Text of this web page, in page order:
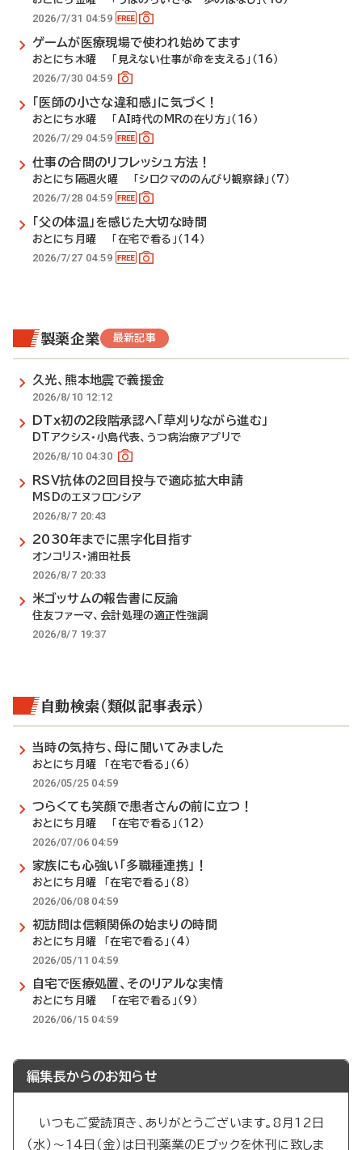
2026/7/31 04:59
ゲームが医療現場で使われ始めてます
おとにち木曜 「見えない仕事が命を支える」（16）
2026/7/30 04:59
「医師の小さな違和感」に気づく！
おとにち水曜 「AI時代のMRの在り方」（16）
2026/7/29 04:59
仕事の合間のリフレッシュ方法！
おとにち隔週火曜 「シロクマののんびり観察録」（7）
2026/7/28 04:59
「父の体温」を感じた大切な時間
おとにち月曜 「在宅で看る」（14）
2026/7/27 04:59
製薬企業 最新記事
久光、熊本地震で義援金
2026/8/10 12:12
DTx初の2段階承認へ「草刈りながら進む」
DTアクシス・小島代表、うつ病治療アプリで
2026/8/10 04:30
RSV抗体の2回目投与で適応拡大申請
MSDのエヌフロンシア
2026/8/7 20:43
2030年までに黒字化目指す
オンコリス・浦田社長
2026/8/7 20:33
米ゴッサムの報告書に反論
住友ファーマ、会計処理の適正性強調
2026/8/7 19:37
自動検索（類似記事表示）
当時の気持ち、母に聞いてみました
おとにち月曜 「在宅で看る」（6）
2026/05/25 04:59
つらくても笑顔で患者さんの前に立つ！
おとにち月曜 「在宅で看る」（12）
2026/07/06 04:59
家族にも心強い「多職種連携」！
おとにち月曜 「在宅で看る」（8）
2026/06/08 04:59
初訪問は信頼関係の始まりの時間
おとにち月曜 「在宅で看る」（4）
2026/05/11 04:59
自宅で医療処置、そのリアルな実情
おとにち月曜 「在宅で看る」（9）
2026/06/15 04:59
編集長からのお知らせ
いつもご愛読頂き、ありがとうございます。8月12日
（水）～14日（金）は日刊薬業のEブックを休刊に致しま